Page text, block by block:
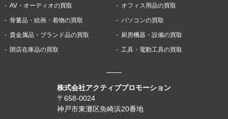
株式会社アクティブプロモーション
〒658-0024
神戸市東灘区魚崎浜20番地
AV・オーディオの買取 オフィス用品の買取
骨董品・絵画・着物の買取 パソコンの買取
貴金属品・ブランド品の買取 厨房機器・設備の買取
閉店在庫品の買取 工具・電動工具の買取